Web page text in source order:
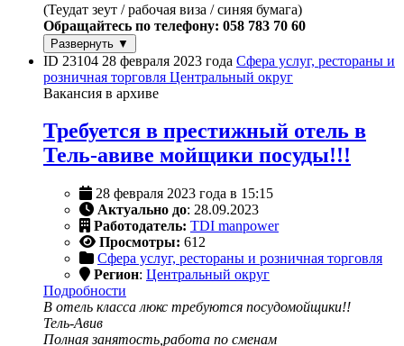
(Теудат зеут / рабочая виза / синяя бумага)
Обращайтесь по телефону: 058 783 70 60
Развернуть ▼
ID 23104 28 февраля 2023 года Сфера услуг, рестораны и
розничная торговля Центральный округ
Вакансия в архиве
Требуется в престижный отель в
Тель-авиве мойщики посуды!!!
28 февраля 2023 года в 15:15
Актуально до: 28.09.2023
Работодатель: TDI manpower
Просмотры: 612
Сфера услуг, рестораны и розничная торговля
Регион: Центральный округ
Подробности
В отель класса люкс требуются посудомойщики!!
Тель-Авив
Полная занятость,работа по сменам